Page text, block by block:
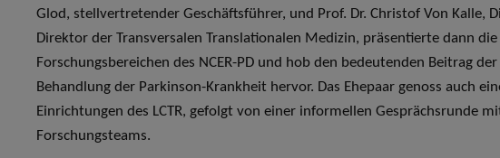
Glod, stellvertretender Geschäftsführer, und Prof. Dr. Christof Von Kalle,
Direktor der Transversalen Translationalen Medizin, präsentierte dann
Forschungsbereichen des NCER-PD und hob den bedeutenden Beitrag
Behandlung der Parkinson-Krankheit hervor. Das Ehepaar genoss auch
Einrichtungen des LCTR, gefolgt von einer informellen Gesprächsrunde
Forschungsteams.